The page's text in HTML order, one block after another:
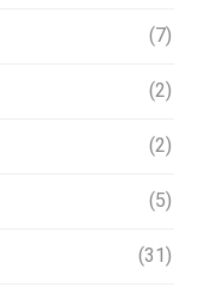
(7)
(2)
(2)
(5)
(31)